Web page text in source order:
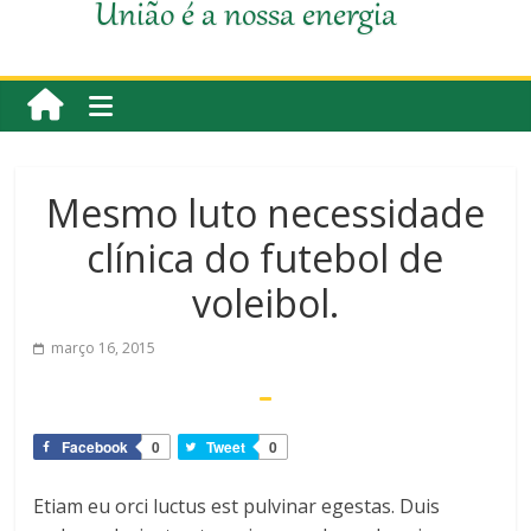
União é a nossa energia
Mesmo luto necessidade
clínica do futebol de
voleibol.
março 16, 2015
Facebook 0 Tweet 0
Etiam eu orci luctus est pulvinar egestas. Duis